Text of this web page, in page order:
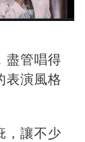
盡管唱得
表演風格
，讓不少